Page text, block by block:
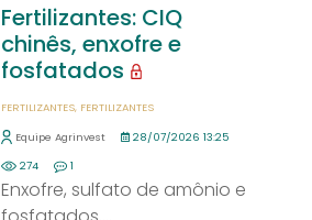
Fertilizantes: CIQ
chinês, enxofre e
fosfatados
FERTILIZANTES FERTILIZANTES
Equipe Agrinvest
28/07/2026 13:25
274
1
Enxofre, sulfato de amônio e